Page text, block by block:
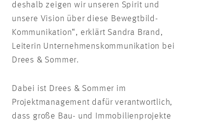
deshalb zeigen wir unseren Spirit und
unsere Vision über diese Bewegtbild-
Kommunikation“, erklärt Sandra Brand,
Leiterin Unternehmenskommunikation bei
Drees & Sommer.
Dabei ist Drees & Sommer im
Projektmanagement dafür verantwortlich,
dass große Bau- und Immobilienprojekte